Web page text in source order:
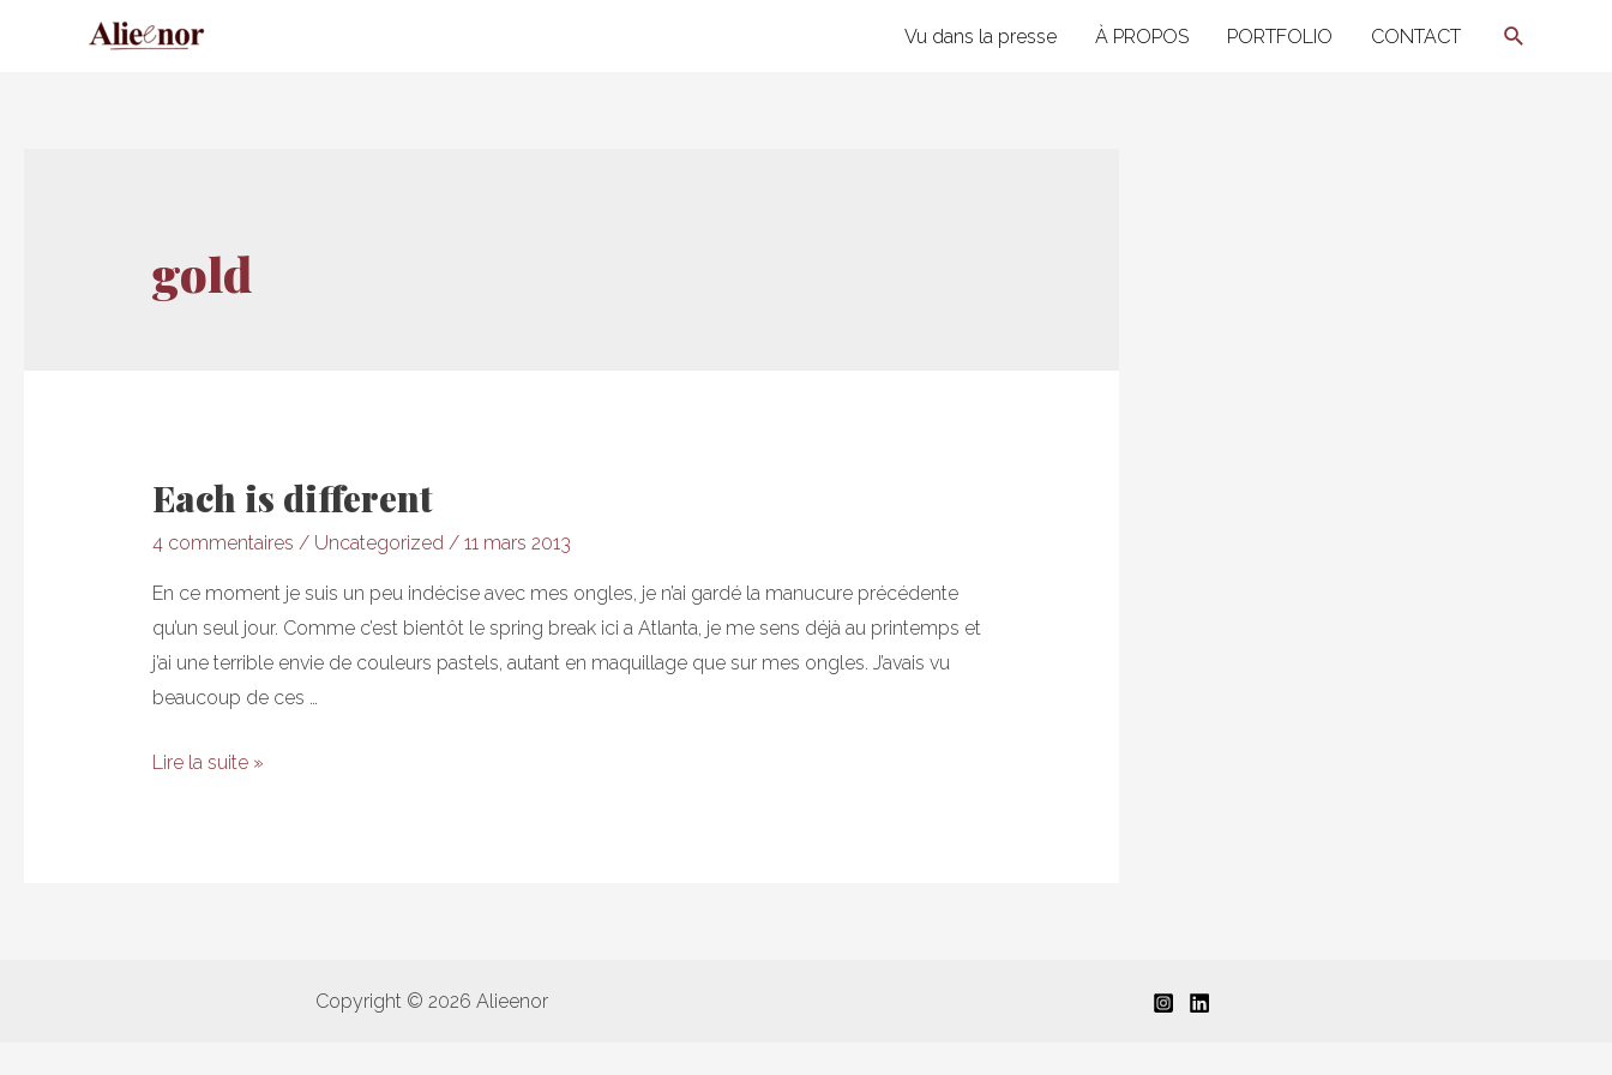
Vu dans la presse À PROPOS PORTFOLIO CONTACT
gold
Each is different
4 commentaires / Uncategorized / 11 mars 2013
En ce moment je suis un peu indécise avec mes ongles, je n’ai gardé la manucure précédente
qu’un seul jour. Comme c’est bientôt le spring break ici a Atlanta, je me sens déjà au printemps et
j’ai une terrible envie de couleurs pastels, autant en maquillage que sur mes ongles. J’avais vu
beaucoup de ces …
Each
Lire la suite »
Copyright © 2026 Alieenor